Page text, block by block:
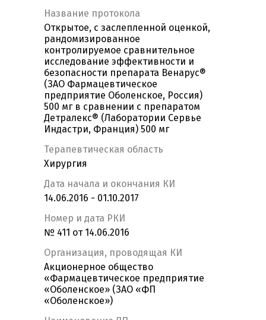
Название протокола
Открытое, с заслепленной оценкой,
рандомизированное
контролируемое сравнительное
исследование эффективности и
безопасности препарата Венарус®
(ЗАО Фармацевтическое
предприятие Оболенское, Россия)
500 мг в сравнении с препаратом
Детралекс® (Лаборатории Сервье
Индастри, Франция) 500 мг
Терапевтическая область
Хирургия
Дата начала и окончания КИ
14.06.2016 - 01.10.2017
Номер и дата РКИ
№ 411 от 14.06.2016
Организация, проводящая КИ
Акционерное общество
«Фармацевтическое предприятие
«Оболенское» (ЗАО «ФП
«Оболенское»)